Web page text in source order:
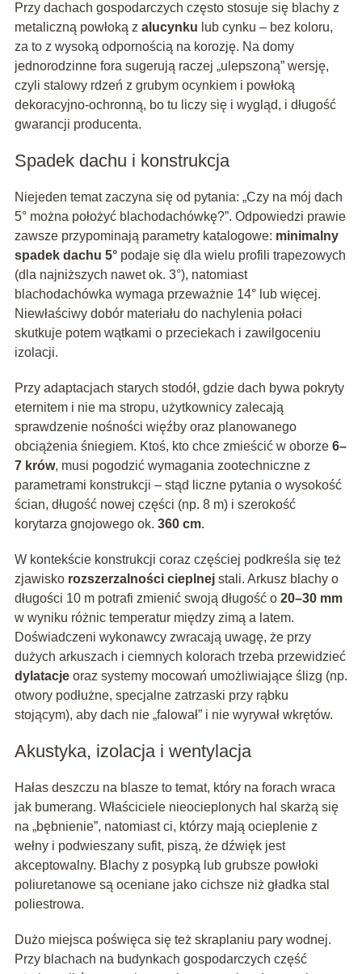
Przy dachach gospodarczych często stosuje się blachy z
metaliczną powłoką z alucynku lub cynku – bez koloru,
za to z wysoką odpornością na korozję. Na domy
jednorodzinne fora sugerują raczej „ulepszoną” wersję,
czyli stalowy rdzeń z grubym ocynkiem i powłoką
dekoracyjno-ochronną, bo tu liczy się i wygląd, i długość
gwarancji producenta.
Spadek dachu i konstrukcja
Niejeden temat zaczyna się od pytania: „Czy na mój dach
5° można położyć blachodachówkę?”. Odpowiedzi prawie
zawsze przypominają parametry katalogowe: minimalny
spadek dachu 5°podaje się dla wielu profili trapezowych
(dla najniższych nawet ok. 3°), natomiast
blachodachówka wymaga przeważnie 14° lub więcej.
Niewłaściwy dobór materiału do nachylenia połaci
skutkuje potem wątkami o przeciekach i zawilgoceniu
izolacji.
Przy adaptacjach starych stodół, gdzie dach bywa pokryty
eternitem i nie ma stropu, użytkownicy zalecają
sprawdzenie nośności więźby oraz planowanego
obciążenia śniegiem. Ktoś, kto chce zmieścić w oborze 6–
7 krów, musi pogodzić wymagania zootechniczne z
parametrami konstrukcji – stąd liczne pytania o wysokość
ścian, długość nowej części (np. 8 m) i szerokość
korytarza gnojowego ok. 360 cm.
W kontekście konstrukcji coraz częściej podkreśla się też
zjawisko rozszerzalności cieplnejstali. Arkusz blachy o
długości 10 m potrafi zmienić swoją długość o 20–30 mm
w wyniku różnic temperatur między zimą a latem.
Doświadczeni wykonawcy zwracają uwagę, że przy
dużych arkuszach i ciemnych kolorach trzeba przewidzieć
dylatacjeoraz systemy mocowań umożliwiające ślizg (np.
otwory podłużne, specjalne zatrzaski przy rąbku
stojącym), aby dach nie „falował” i nie wyrywał wkrętów.
Akustyka, izolacja i wentylacja
Hałas deszczu na blasze to temat, który na forach wraca
jak bumerang. Właściciele nieocieplonych hal skarżą się
na „bębnienie”, natomiast ci, którzy mają ocieplenie z
wełny i podwieszany sufit, piszą, że dźwięk jest
akceptowalny. Blachy z posypką lub grubsze powłoki
poliuretanowe są oceniane jako cichsze niż gładka stal
poliestrowa.
Dużo miejsca poświęca się też skraplaniu pary wodnej.
Przy blachach na budynkach gospodarczych część